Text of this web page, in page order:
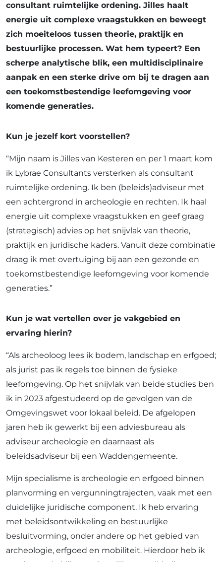
consultant ruimtelijke ordening. Jilles haalt
energie uit complexe vraagstukken en beweegt
zich moeiteloos tussen theorie, praktijk en
bestuurlijke processen. Wat hem typeert? Een
scherpe analytische blik, een multidisciplinaire
aanpak en een sterke drive om bij te dragen aan
een toekomstbestendige leefomgeving voor
komende generaties.
Kun je jezelf kort voorstellen?
“Mijn naam is Jilles van Kesteren en per 1 maart kom
ik Lybrae Consultants versterken als consultant
ruimtelijke ordening. Ik ben (beleids)adviseur met
een achtergrond in archeologie en rechten. Ik haal
energie uit complexe vraagstukken en geef graag
(strategisch) advies op het snijvlak van theorie,
praktijk en juridische kaders. Vanuit deze combinatie
draag ik met overtuiging bij aan een gezonde en
toekomstbestendige leefomgeving voor komende
generaties.”
Kun je wat vertellen over je vakgebied en
ervaring hierin?
“Als archeoloog lees ik bodem, landschap en erfgoed;
als jurist pas ik regels toe binnen de fysieke
leefomgeving. Op het snijvlak van beide studies ben
ik in 2023 afgestudeerd op de gevolgen van de
Omgevingswet voor lokaal beleid. De afgelopen
jaren heb ik gewerkt bij een adviesbureau als
adviseur archeologie en daarnaast als
beleidsadviseur bij een Waddengemeente.
Mijn specialisme is archeologie en erfgoed binnen
planvorming en vergunningtrajecten, vaak met een
duidelijke juridische component. Ik heb ervaring
met beleidsontwikkeling en bestuurlijke
besluitvorming, onder andere op het gebied van
archeologie, erfgoed en mobiliteit. Hierdoor heb ik